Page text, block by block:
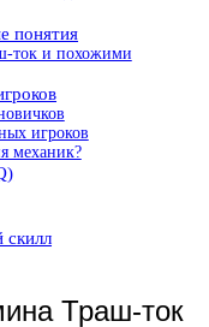
понятия
ток и похожими
игроков
механик?
скилл
Траш-ток